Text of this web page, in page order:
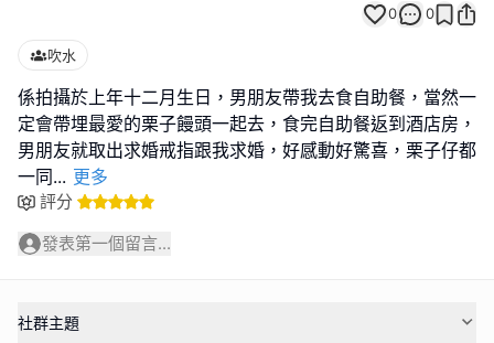
0 0
吹水
係拍攝於上年十二月生日，男朋友帶我去食自助餐，當然一
定會帶埋最愛的栗子饅頭一起去，食完自助餐返到酒店房，
男朋友就取出求婚戒指跟我求婚，好感動好驚喜，栗子仔都
一同... 更多
評分
發表第一個留言...
社群主題